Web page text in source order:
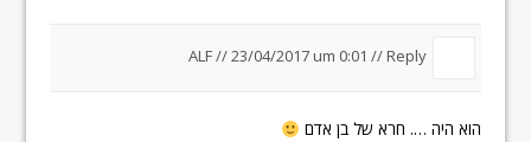
ALF //23/04/2017 um 0:01 //Reply
הוא היה …. חרא של בן אדם